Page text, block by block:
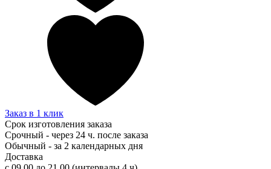
Заказ в 1 клик
Срок изготовления заказа
Срочный - через 24 ч. после заказа
Обычный - за 2 календарных дня
Доставка